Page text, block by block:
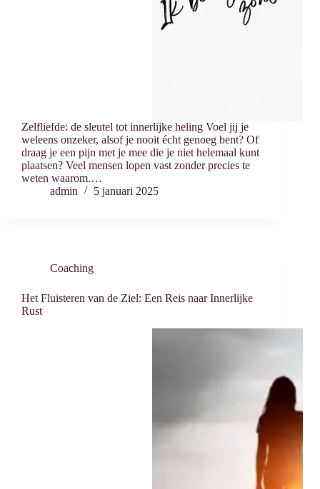
Zelfliefde: de sleutel tot innerlijke heling Voel jij je
weleens onzeker, alsof je nooit écht genoeg bent? Of
draag je een pijn met je mee die je niet helemaal kunt
plaatsen? Veel mensen lopen vast zonder precies te
weten waarom.…
admin
5 januari 2025
Coaching
Het Fluisteren van de Ziel: Een Reis naar Innerlijke
Rust